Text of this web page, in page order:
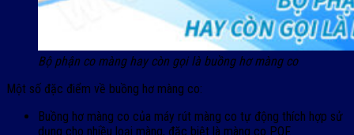
Bộ phận co màng hay còn gọi là buồng hơ màng co
Một số đặc điểm về buồng hơ màng co:
Buồng hơ màng co của máy rút màng co tự động thích hợp sử
dụng cho nhiều loại màng, đặc biệt là màng co POF.